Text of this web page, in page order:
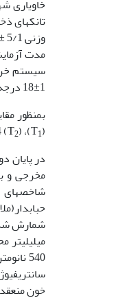
سیستم
1±18 درجه سانتی­گراد، pH آب 5/7 تا8/7 و اکسیژن محلول بین 5/8 تا 9 میلی­گرم در لیتر در نوسان بود.
(T
1 )، 4 (T 2) و 8 (T
در پایان